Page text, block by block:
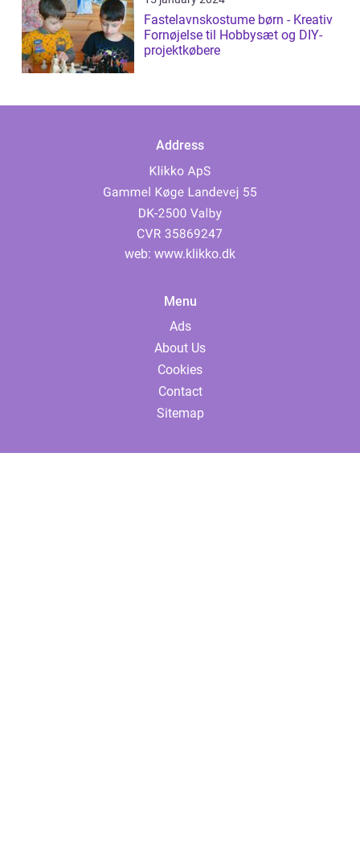
Fastelavnskostume børn - Kreativ
Fornøjelse til Hobbysæt og DIY-
projektkøbere
Address
web: www.klikko.dk
Menu
Ads
About Us
Cookies
Contact
Sitemap